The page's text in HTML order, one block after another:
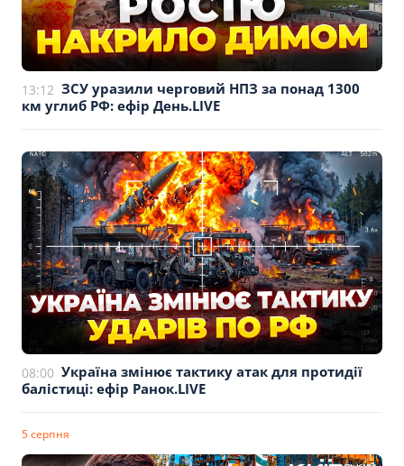
13:12 ЗСУ уразили черговий НПЗ за понад 1300
км углиб РФ: ефір День.LIVE
08:00 Україна змінює тактику атак для протидії
балістиці: ефір Ранок.LIVE
5 серпня